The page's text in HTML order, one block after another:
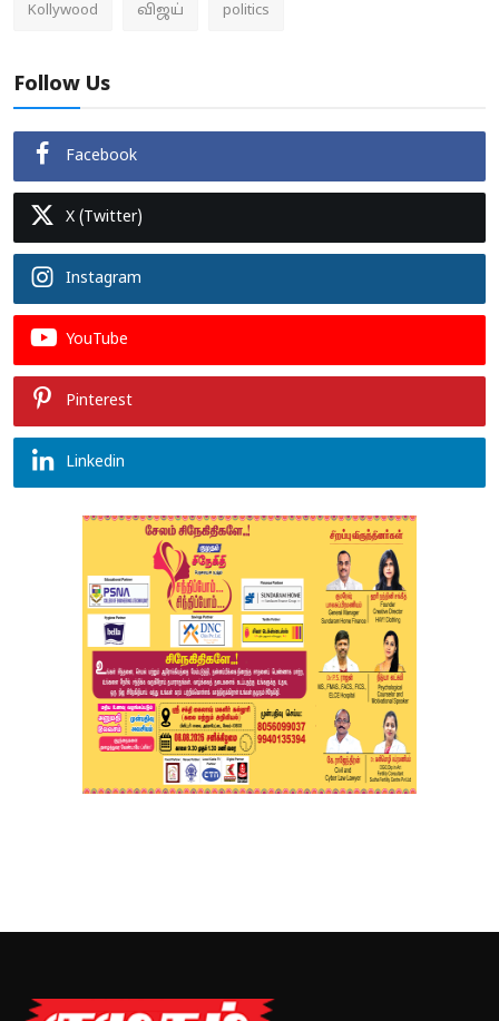
Kollywood விஜய் politics
Follow Us
Facebook
X (Twitter)
Instagram
YouTube
Pinterest
Linkedin